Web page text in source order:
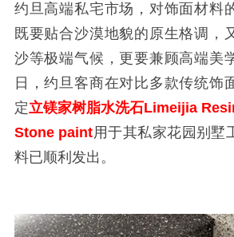
约旦高端私宅市场，对饰面材料
既要贴合沙漠地貌的原生格调，
沙等极端气候，更要兼顾高端美
日，约旦客商在对比多款传统饰
定立镁家树脂水洗石Limeijia
Stone paint用于其私家花园别墅
料已顺利发出。